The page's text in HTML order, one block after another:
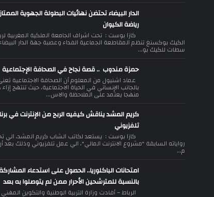
الدار البيضاء تحتضن نهائيات البطولة الجهوية
رياضة الكيوان
كازا بوست : تحت اشراف الجامعة الملكية المغربية
الكيك بوكسنغ تنظم المقاطعة الجماعية الفداء وعصبة جهة الدار
سطات للكيك بو...
حمزة مندوب .. قصة نجاح في الصحافة الإجتماعية
عماد اشنيول من المعلوم أن الصحافة الاجتماعية
بالجانب الإنساني في الحياة الاجتماعية، حيث تنتهج
منهجا يعتمد على الملاحظة والاس...
كريم المشد يناقش كيفيه الربح من الإنترنت في
تلفزيوني
كازا بوست : يستعد لكاتب الشاب كريم المشد، الي
رواياته السابقة "مشروع الانترنت المالي"، الي عمل تلفزيوني وذلك بعد
م...
امتحانات الباكلوريا.. الحصول على استدعاء
بالنسبة للمترشحين الأحرار ممن لم يتوصلوا به بعد
الرباط – أفادت وزارة التربية الوطنية والتكوين المهني